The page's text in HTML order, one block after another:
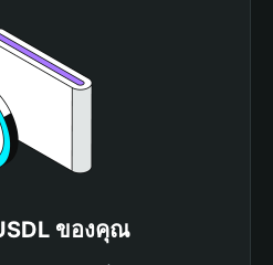
ของคุณ